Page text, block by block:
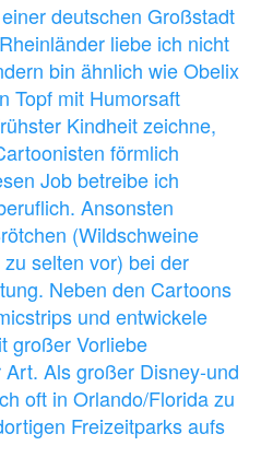
deutschen Großstadt
liebe ich nicht
bin ähnlich wie Obelix
Topf mit Humorsaft
Kindheit zeichne,
förmlich
Job betreibe ich
Ansonsten
(Wildschweine
selten vor) bei der
Neben den Cartoons
und entwickele
großer Vorliebe
Als großer Disney-und
oft in Orlando/Florida zu
Freizeitparks aufs